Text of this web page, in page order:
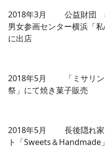
2018年3月 公益財団
男女参画センター横浜「
に出店
2018年5月 「ミサリン
祭」にて焼き菓子販売
2018年5月 長後隠れ家
ト「Sweets＆Handmade